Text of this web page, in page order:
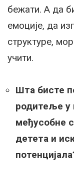
бежати. А да
емоције, да
структуре,
учити.
Шта бисте
родитеље
међусобне
детета и